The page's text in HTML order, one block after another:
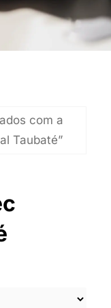
com a
Taubaté”